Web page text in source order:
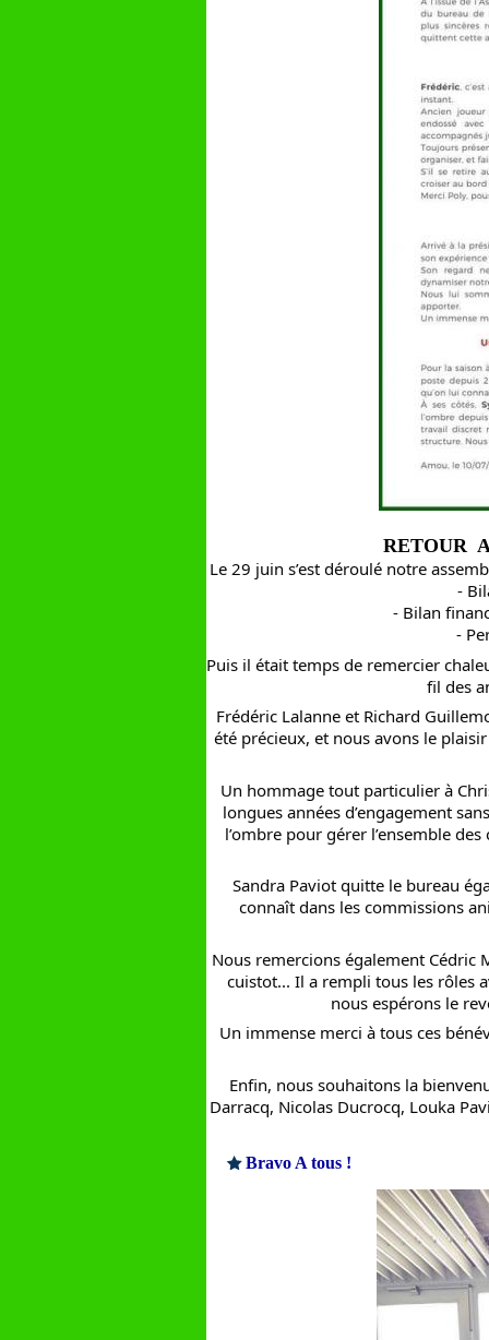
RETOUR
Le 29 juin s’est déroulé notre
-
- Bilan
-
Puis il était temps de remercier
fil des
Frédéric Lalanne et Richard
été précieux, et nous avons le
Un hommage tout particulier à
longues années d’engagement
l’ombre pour gérer l’ensemble
Sandra Paviot quitte le bureau
connaît dans les commissions
Nous remercions également Cédric
cuistot... Il a rempli tous les rôles
nous espérons le
Un immense merci à tous ces
Enfin, nous souhaitons la
Darracq, Nicolas Ducrocq, Louka
Bravo A tous !